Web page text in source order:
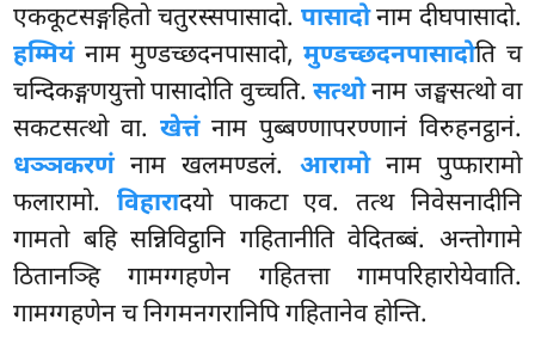
एककूटसङ्गहितो चतुरस्सपासादो. पासादोनाम दीघपासादो.
हम्मियंनाम मुण्डच्छदनपासादो,मुण्डच्छदनपासादोति च
चन्दिकङ्गणयुत्तो पासादोति वुच्चति. सत्थोनाम जङ्घसत्थो वा
सकटसत्थो वा.खेत्तंनाम पुब्बण्णापरण्णानं विरुहनट्ठानं.
धञ्ञकरणंनाम खलमण्डलं. आरामोनाम पुप्फारामो
फलारामो. विहारादयो पाकटा एव. तत्थ निवेसनादीनि
गामतो बहि सन्निविट्ठानि गहितानीति वेदितब्बं. अन्तोगामे
ठितानञ्हि गामग्गहणेन गहितत्ता गामपरिहारोयेवाति.
गामग्गहणेन च निगमनगरानिपि गहितानेव होन्ति.